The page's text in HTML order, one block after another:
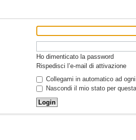
Ho dimenticato la password
Rispedisci l’e-mail di attivazione
Collegami in automatico ad
Nascondi il mio stato per